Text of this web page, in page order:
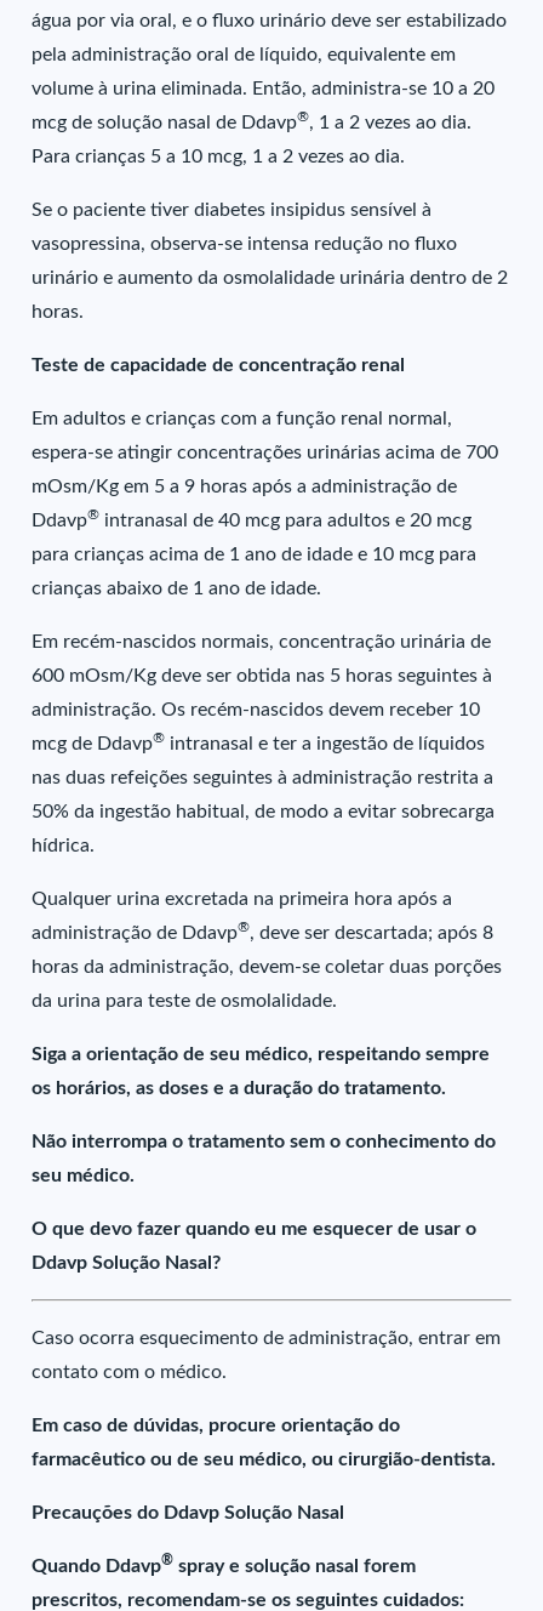
água por via oral, e o fluxo urinário deve ser estabilizado
pela administração oral de líquido, equivalente em
volume à urina eliminada. Então, administra-se 10 a 20
mcg de solução nasal de Ddavp®, 1 a 2 vezes ao dia.
Para crianças 5 a 10 mcg, 1 a 2 vezes ao dia.
Se o paciente tiver diabetes insipidus sensível à
vasopressina, observa-se intensa redução no fluxo
urinário e aumento da osmolalidade urinária dentro de 2
horas.
Teste de capacidade de concentração renal
Em adultos e crianças com a função renal normal,
espera-se atingir concentrações urinárias acima de 700
mOsm/Kg em 5 a 9 horas após a administração de
Ddavp® intranasal de 40 mcg para adultos e 20 mcg
para crianças acima de 1 ano de idade e 10 mcg para
crianças abaixo de 1 ano de idade.
Em recém-nascidos normais, concentração urinária de
600 mOsm/Kg deve ser obtida nas 5 horas seguintes à
administração. Os recém-nascidos devem receber 10
mcg de Ddavp® intranasal e ter a ingestão de líquidos
nas duas refeições seguintes à administração restrita a
50% da ingestão habitual, de modo a evitar sobrecarga
hídrica.
Qualquer urina excretada na primeira hora após a
administração de Ddavp®, deve ser descartada; após 8
horas da administração, devem-se coletar duas porções
da urina para teste de osmolalidade.
Siga a orientação de seu médico, respeitando sempre
os horários, as doses e a duração do tratamento.
Não interrompa o tratamento sem o conhecimento do
seu médico.
O que devo fazer quando eu me esquecer de usar o
Ddavp Solução Nasal?
Caso ocorra esquecimento de administração, entrar em
contato com o médico.
Em caso de dúvidas, procure orientação do
farmacêutico ou de seu médico, ou cirurgião-dentista.
Precauções do Ddavp Solução Nasal
Quando Ddavp® spray e solução nasal forem
prescritos, recomendam-se os seguintes cuidados: